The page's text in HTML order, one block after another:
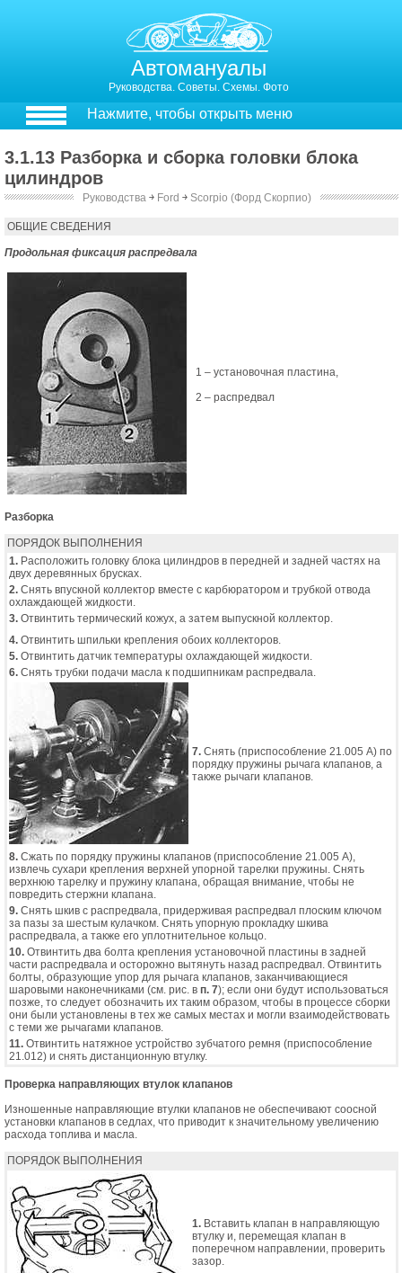
Автомануалы
Руководства. Советы. Схемы. Фото
Нажмите, чтобы открыть меню
3.1.13 Разборка и сборка головки блока
цилиндров
Руководства ￫ Ford ￫ Scorpio (Форд Скорпио)
ОБЩИЕ СВЕДЕНИЯ
Продольная фиксация распредвала
1 – установочная пластина,
2 – распредвал
Разборка
ПОРЯДОК ВЫПОЛНЕНИЯ
1. Расположить головку блока цилиндров в передней и задней частях на
двух деревянных брусках.
2. Снять впускной коллектор вместе с карбюратором и трубкой отвода
охлаждающей жидкости.
3. Отвинтить термический кожух, а затем выпускной коллектор.
4. Отвинтить шпильки крепления обоих коллекторов.
5. Отвинтить датчик температуры охлаждающей жидкости.
6. Снять трубки подачи масла к подшипникам распредвала.
7. Снять (приспособление 21.005 А) по
порядку пружины рычага клапанов, а
также рычаги клапанов.
8. Сжать по порядку пружины клапанов (приспособление 21.005 А),
извлечь сухари крепления верхней упорной тарелки пружины. Снять
верхнюю тарелку и пружину клапана, обращая внимание, чтобы не
повредить стержни клапана.
9. Снять шкив с распредвала, придерживая распредвал плоским ключом
за пазы за шестым кулачком. Снять упорную прокладку шкива
распредвала, а также его уплотнительное кольцо.
10. Отвинтить два болта крепления установочной пластины в задней
части распредвала и осторожно вытянуть назад распредвал. Отвинтить
болты, образующие упор для рычага клапанов, заканчивающиеся
шаровыми наконечниками (см. рис. в п. 7); если они будут использоваться
позже, то следует обозначить их таким образом, чтобы в процессе сборки
они были установлены в тех же самых местах и могли взаимодействовать
с теми же рычагами клапанов.
11. Отвинтить натяжное устройство зубчатого ремня (приспособление
21.012) и снять дистанционную втулку.
Проверка направляющих втулок клапанов
Изношенные направляющие втулки клапанов не обеспечивают соосной
установки клапанов в седлах, что приводит к значительному увеличению
расхода топлива и масла.
ПОРЯДОК ВЫПОЛНЕНИЯ
1. Вставить клапан в направляющую
втулку и, перемещая клапан в
поперечном направлении, проверить
зазор.